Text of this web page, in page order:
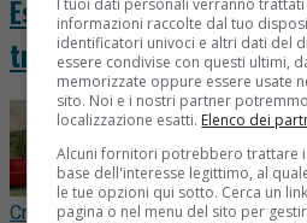
Esce per un’escursione
trovato morto all’alba
Cronaca22 ore fa
informazioni raccolte dal tuo
identificatori univoci e altri dati del
essere condivise con questi ultimi,
memorizzate oppure essere usate
sito. Noi e i nostri partner
localizzazione esatti. Elenco dei
Alcuni fornitori potrebbero trattare
base dell'interesse legittimo, al
le tue opzioni qui sotto. Cerca un
pagina o nel menu del sito per